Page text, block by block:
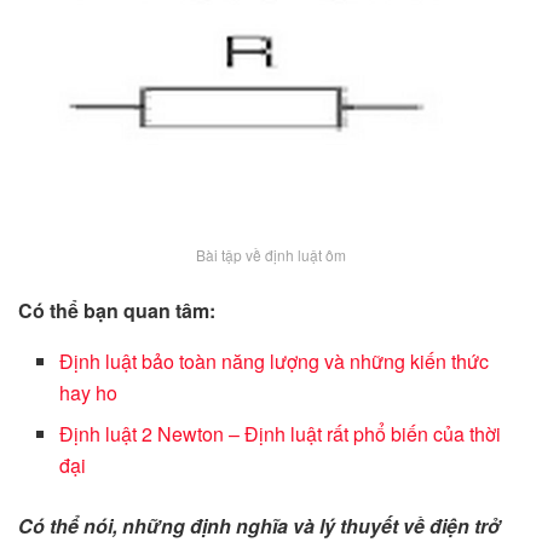
Bài tập về định luật ôm
Có thể bạn quan tâm:
Định luật bảo toàn năng lượng và những kiến thức
hay ho
Định luật 2 Newton – Định luật rất phổ biến của thời
đại
Có thể nói, những định nghĩa và lý thuyết về điện trở